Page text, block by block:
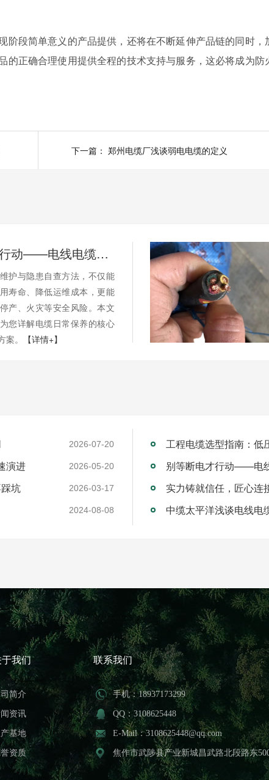
段简单意义的产品提供，还将在不断延伸产品链的同时，
的正确合理使用提供全程的技术支持与服务，这必将成为防
下一篇： 郑州电缆厂浅谈弱电电缆的定义
别等断电才行动——电线电缆的日常维护与隐患自查
护与隐患自查方法，不仅能
寿命、降低运维成本，更能
产、火灾等安全风险。本文
您详解电缆日常保养的核心
。
【详情+】
2026-07-20 工程电缆选型指南：低
演进 2026-05-20 别等断电才行动——电
坑 2026-03-17
2024-08-08 中缆太平洋浅谈电线电
于我们
简介
资讯
基地
资质
联系我们
手机：18937173299
QQ：3108625448
E-Mail：3108625448@qq.com
焦作市武陟县产业新城昌武路北段路东